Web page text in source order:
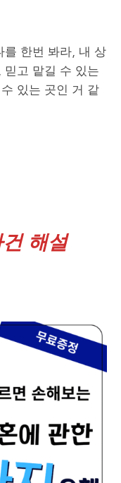
를 한번 봐라, 내 상
믿고 맡길 수 있는
있는 곳인 거 같
해설